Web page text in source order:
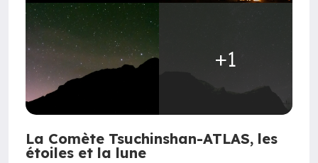
+1
La Comète Tsuchinshan-ATLAS, les
étoiles et la lune